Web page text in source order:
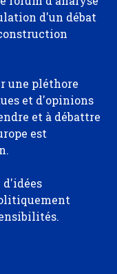
d'un débat
une pléthore
et d'opinions
et à débattre
est
d'idées